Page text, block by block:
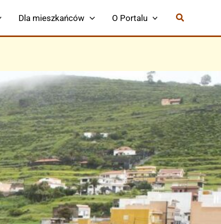
Dla mieszkańców O Portalu